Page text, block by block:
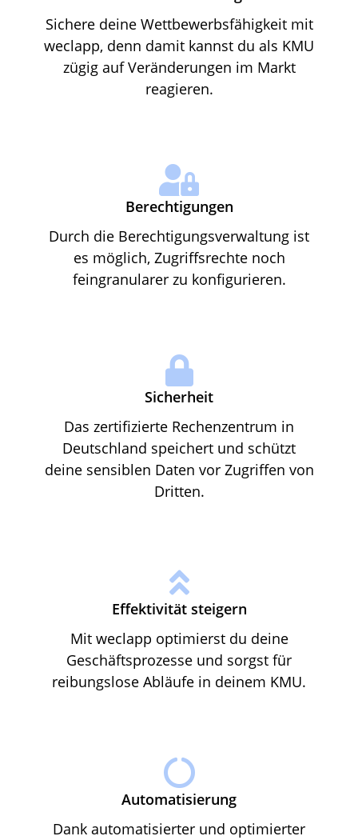
Sichere deine Wettbewerbsfähigkeit mit
weclapp, denn damit kannst du als KMU
zügig auf Veränderungen im Markt
reagieren.
Berechtigungen
Durch die Berechtigungsverwaltung ist
es möglich, Zugriffsrechte noch
feingranularer zu konfigurieren.
Sicherheit
Das zertifizierte Rechenzentrum in
Deutschland speichert und schützt
deine sensiblen Daten vor Zugriffen von
Dritten.
Effektivität steigern
Mit weclapp optimierst du deine
Geschäftsprozesse und sorgst für
reibungslose Abläufe in deinem KMU.
Automatisierung
Dank automatisierter und optimierter